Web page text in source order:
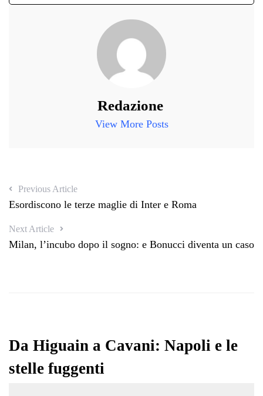
Redazione
View More Posts
Previous Article
Esordiscono le terze maglie di Inter e Roma
Next Article
Milan, l’incubo dopo il sogno: e Bonucci diventa un caso
Da Higuain a Cavani: Napoli e le
stelle fuggenti